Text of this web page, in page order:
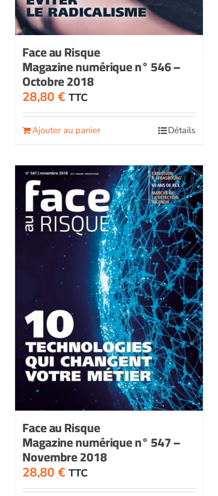
Face au Risque
Magazine numérique n° 546 –
Octobre 2018
28,80 € TTC
Ajouter au panier Détails
Face au Risque
Magazine numérique n° 547 –
Novembre 2018
28,80 € TTC